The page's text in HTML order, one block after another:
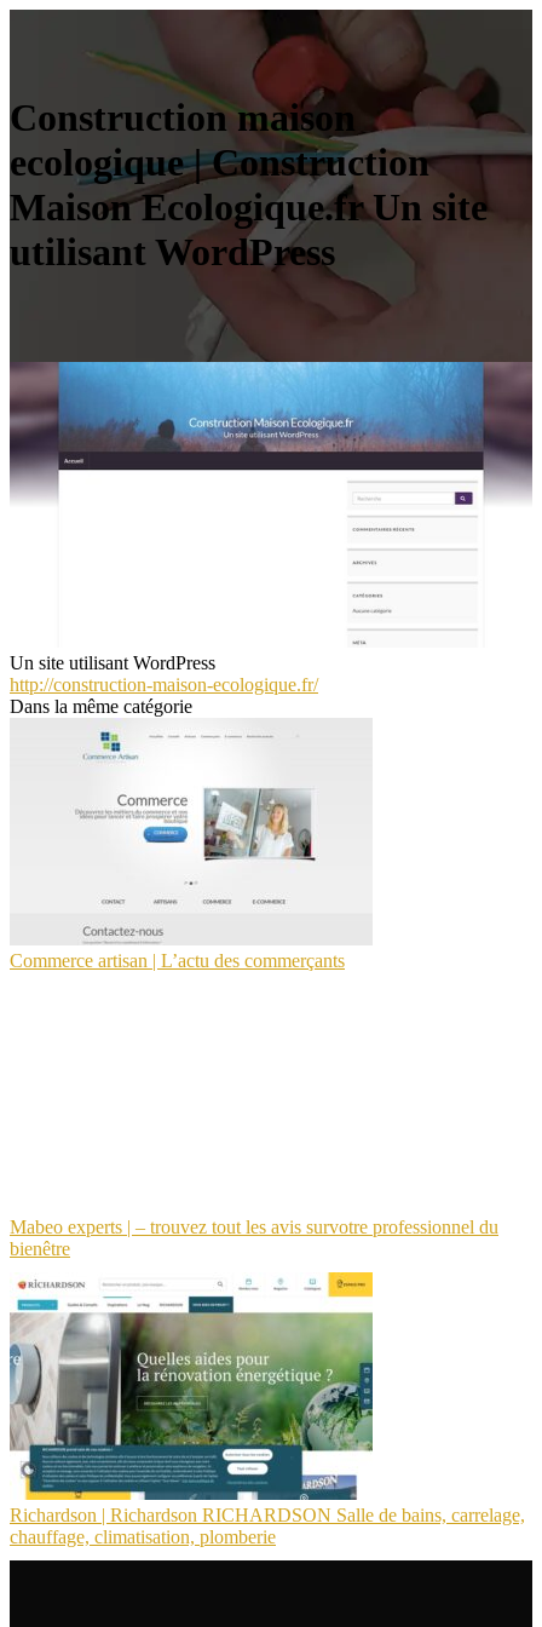
Construction maison
ecologique | Construction
Maison Ecologique.fr Un site
utilisant WordPress
Un site utilisant WordPress
http://construction-maison-ecologique.fr/
Dans la même catégorie
Commerce artisan | L’actu des commerçants
Mabeo experts | – trouvez tout les avis survotre profes­sion­nel du
bienêtre
Richardson | Richardson RICHARDSON Salle de bains, carrelage,
chauffage, climatisa­tion, plomberie